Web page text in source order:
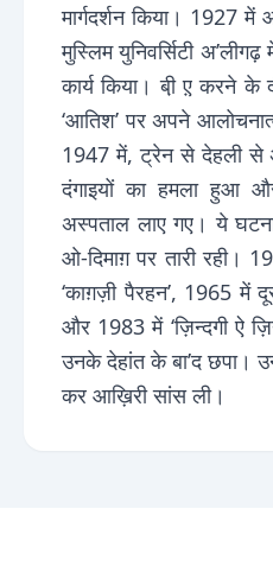
मार्गदर्शन किया। 1927
मुस्लिम युनिवर्सिटी अ’लीगढ़
कार्य किया। बी़ ए़ करने के
‘आतिश’ पर अपने
1947 में, ट्रेन से देहली से
दंगाइयों का हमला हुआ
अस्पताल लाए गए। ये
ओ-दिमाग़ पर तारी रही।
‘काग़ज़ी पैरहन’, 1965 में
और 1983 में ‘ज़िन्दगी ऐ
उनके देहांत के बा’द छपा।
कर आख़िरी सांस ली।